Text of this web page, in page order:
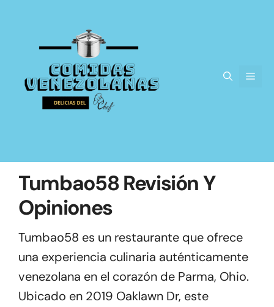
contenido
Tumbao58 Revisión Y
Opiniones
Tumbao58 es un restaurante que ofrece
una experiencia culinaria auténticamente
venezolana en el corazón de Parma, Ohio.
Ubicado en 2019 Oaklawn Dr, este